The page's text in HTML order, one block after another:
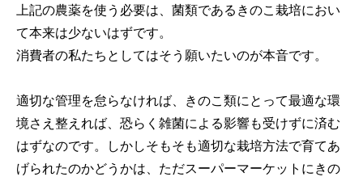
上記の農薬を使う必要は、菌類であるきのこ栽培におい
て本来は少ないはずです。
消費者の私たちとしてはそう願いたいのが本音です。
適切な管理を怠らなければ、きのこ類にとって最適な環
境さえ整えれば、恐らく雑菌による影響も受けずに済む
はずなのです。しかしそもそも適切な栽培方法で育てあ
げられたのかどうかは、ただスーパーマーケットにきの